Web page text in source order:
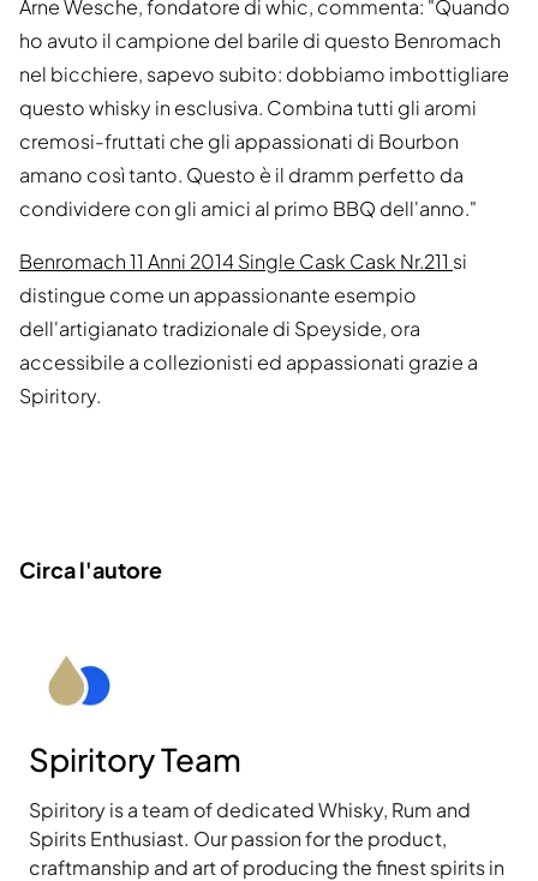
Arne Wesche, fondatore di whic, commenta: "Quando
ho avuto il campione del barile di questo Benromach
nel bicchiere, sapevo subito: dobbiamo imbottigliare
questo whisky in esclusiva. Combina tutti gli aromi
cremosi-fruttati che gli appassionati di Bourbon
amano così tanto. Questo è il dramm perfetto da
condividere con gli amici al primo BBQ dell'anno."
Benromach 11 Anni 2014 Single Cask Cask Nr.211 si
distingue come un appassionante esempio
dell'artigianato tradizionale di Speyside, ora
accessibile a collezionisti ed appassionati grazie a
Spiritory.
Circa l'autore
Spiritory Team
Spiritory is a team of dedicated Whisky, Rum and
Spirits Enthusiast. Our passion for the product,
craftmanship and art of producing the finest spirits in